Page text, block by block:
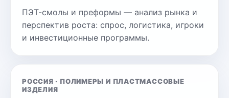
ПЭТ-смолы и преформы — анализ рынка и
перспектив роста: спрос, логистика, игроки
и инвестиционные программы.
РОССИЯ · ПОЛИМЕРЫ И ПЛАСТМАССОВЫЕ
ИЗДЕЛИЯ